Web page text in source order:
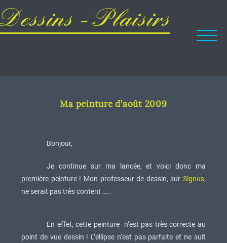
Dessins - Plaisirs
Ma peinture d’août 2009
Bonjour,
Je continue sur ma lancée, et voici donc ma
première peinture ! Mon professeur de dessin, sur Signus,
ne serait pas très content …..
En effet, cette peinture n’est pas très correcte au
point de vue dessin ! L’ellipse n’est pas parfaite et ne suit